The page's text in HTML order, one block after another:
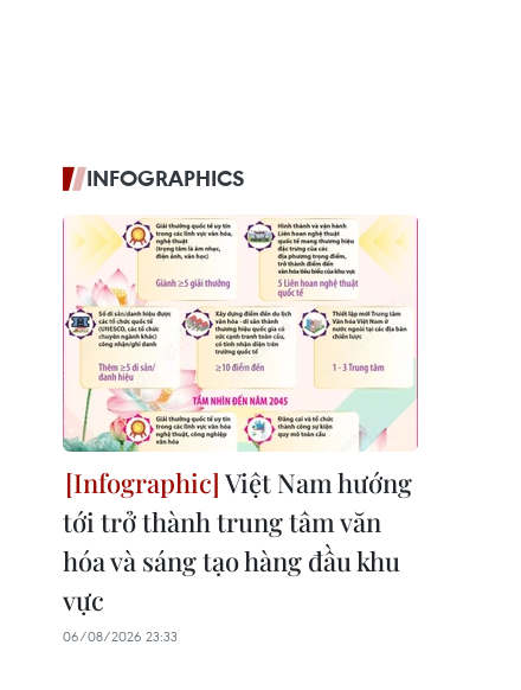
INFOGRAPHICS
Việt Nam hướng
tới trở thành trung tâm văn
hóa và sáng tạo hàng đầu khu
vực
06/08/2026 23:33